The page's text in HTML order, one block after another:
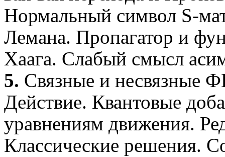
Нормальный символ S-
Лемана. Пропагатор и
Хаага. Слабый смысл
5. Связные и несвязные
Действие. Квантовые
уравнениям движения.
Классические решения.